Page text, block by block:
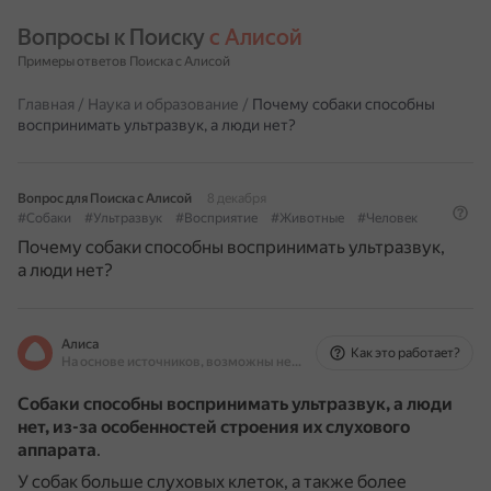
Вопросы к Поиску с Алисой
Примеры ответов Поиска с Алисой
Главная / Наука и образование / Почему собаки способны
воспринимать ультразвук, а люди нет?
Вопрос для Поиска с Алисой
8 декабря
#Собаки
#Ультразвук #Восприятие #Животные #Человек
Почему собаки способны воспринимать ультразвук,
а люди нет?
Алиса
На основе источников, возможны неточности
Как это работает?
Собаки способны воспринимать ультразвук, а люди
нет, из-за особенностей строения их слухового
аппарата.
У собак больше слуховых клеток, а также более